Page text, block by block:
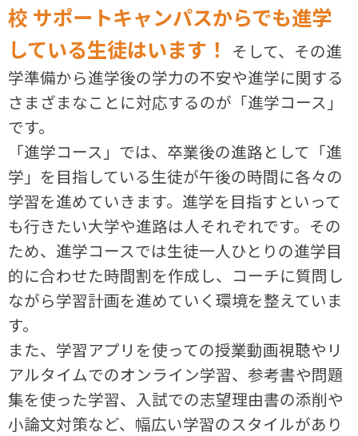
校 サポートキャンパスからでも進学
している生徒はいます！
そして、その進
学準備から進学後の学力の不安や進学に関する
さまざまなことに対応するのが「進学コース」
です。
「進学コース」では、卒業後の進路として「進
学」を目指している生徒が午後の時間に各々の
学習を進めていきます。進学を目指すといって
も行きたい大学や進路は人それぞれです。その
ため、進学コースでは生徒一人ひとりの進学目
的に合わせた時間割を作成し、コーチに質問し
ながら学習計画を進めていく環境を整えていま
す。
また、学習アプリを使っての授業動画視聴やリ
アルタイムでのオンライン学習、参考書や問題
集を使った学習、入試での志望理由書の添削や
小論文対策など、幅広い学習のスタイルがあり